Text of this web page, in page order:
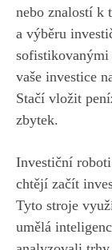
nebo znalostí k
a výběru
vaše investice
Stačí vložit
zbytek.
Investiční
chtějí začít
Tyto stroje
umělá